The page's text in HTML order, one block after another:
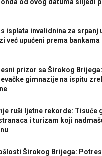
isplata invalidnina za srpanj
već upućeni prema bankama
prizor sa Širokog
gimnazije na ispitu
ruši ljetne rekorde: Tisuće
i turizam koji
Širokog Brijega: